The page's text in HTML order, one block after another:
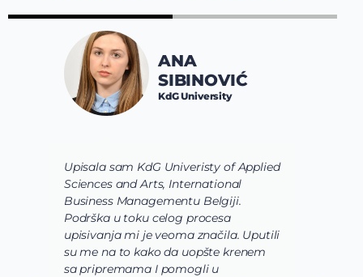
Upisala sam KdG Univeristy of Applied
Sciences and Arts, International
Business Managementu Belgiji.
Podrška u toku celog procesa
upisivanja mi je veoma značila. Uputili
su me na to kako da uopšte krenem
sa pripremama I pomogli u
ANA
SIBINOVIĆ
KdG University